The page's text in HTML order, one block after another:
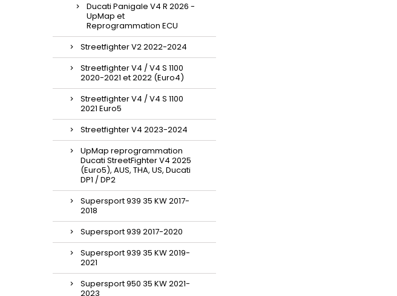
Ducati Panigale V4 R 2026 -
UpMap et
Reprogrammation ECU
Streetfighter V2 2022-2024
Streetfighter V4 / V4 S 1100
2020-2021 et 2022 (Euro4)
Streetfighter V4 / V4 S 1100
2021 Euro5
Streetfighter V4 2023-2024
UpMap reprogrammation
Ducati StreetFighter V4 2025
(Euro5), AUS, THA, US, Ducati
DP1 / DP2
Supersport 939 35 KW 2017-
2018
Supersport 939 2017-2020
Supersport 939 35 KW 2019-
2021
Supersport 950 35 KW 2021-
2023